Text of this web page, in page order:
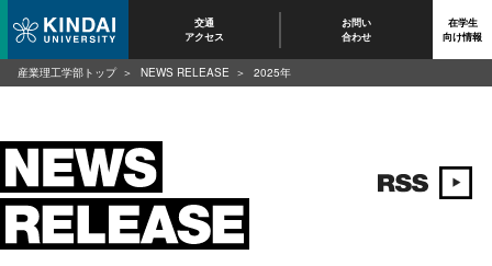
交通
アクセス
お問い
合わせ
在学生
向け情報
産業理工学部トップ NEWS RELEASE 2025年